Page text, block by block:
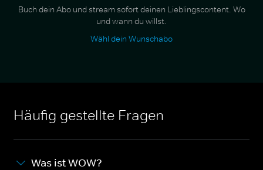
Buch dein Abo und stream sofort deinen Lieblingscontent. Wo
und wann du willst.
Wähl dein Wunschabo
Häufig gestellte Fragen
Was ist WOW?